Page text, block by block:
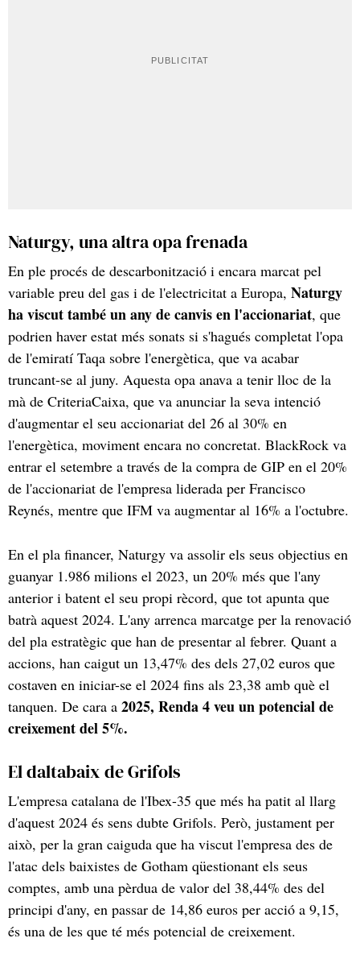
Naturgy, una altra opa frenada
En ple procés de descarbonització i encara marcat pel
variable preu del gas i de l'electricitat a Europa, Naturgy
ha viscut també un any de canvis en l'accionariat, que
podrien haver estat més sonats si s'hagués completat l'opa
de l'emiratí Taqa sobre l'energètica, que va acabar
truncant-se al juny. Aquesta opa anava a tenir lloc de la
mà de CriteriaCaixa, que va anunciar la seva intenció
d'augmentar el seu accionariat del 26 al 30% en
l'energètica, moviment encara no concretat. BlackRock va
entrar el setembre a través de la compra de GIP en el 20%
de l'accionariat de l'empresa liderada per Francisco
Reynés, mentre que IFM va augmentar al 16% a l'octubre.
En el pla financer, Naturgy va assolir els seus objectius en
guanyar 1.986 milions el 2023, un 20% més que l'any
anterior i batent el seu propi rècord, que tot apunta que
batrà aquest 2024. L'any arrenca marcatge per la renovació
del pla estratègic que han de presentar al febrer. Quant a
accions, han caigut un 13,47% des dels 27,02 euros que
costaven en iniciar-se el 2024 fins als 23,38 amb què el
tanquen. De cara a 2025, Renda 4 veu un potencial de
creixement del 5%.
El daltabaix de Grifols
L'empresa catalana de l'Ibex-35 que més ha patit al llarg
d'aquest 2024 és sens dubte Grifols. Però, justament per
això, per la gran caiguda que ha viscut l'empresa des de
l'atac dels baixistes de Gotham qüestionant els seus
comptes, amb una pèrdua de valor del 38,44% des del
principi d'any, en passar de 14,86 euros per acció a 9,15,
és una de les que té més potencial de creixement.